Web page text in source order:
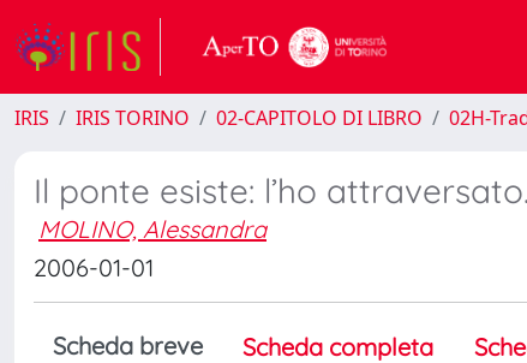
IRIS IRIS TORINO 02-CAPITOLO DI LIBRO 02H-
Il ponte esiste: l’ho
MOLINO, Alessandra
2006-01-01
Scheda breve Scheda completa